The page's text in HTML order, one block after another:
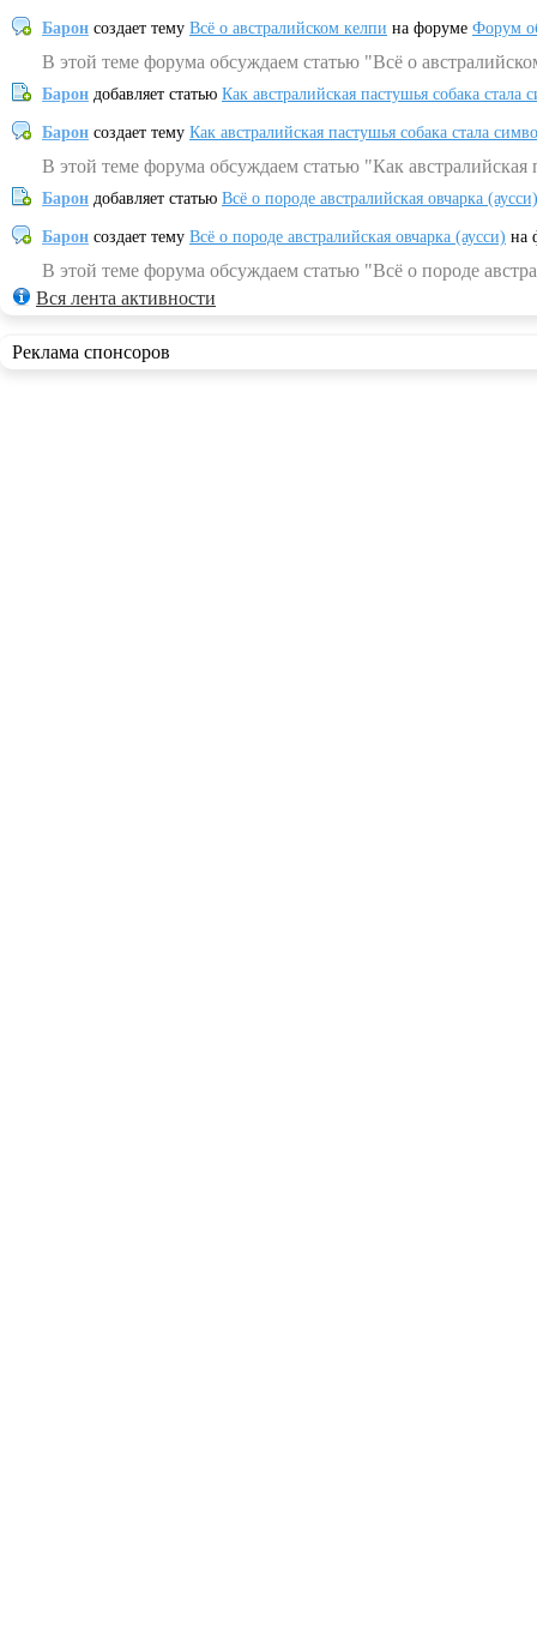
Барон создает тему Всё о австралийском келпи на форуме Форум
В этой теме форума обсуждаем статью "Всё о
Барон добавляет статью Как австралийская пастушья собака
Барон создает тему Как австралийская пастушья собака стала
В этой теме форума обсуждаем статью "Как
Барон добавляет статью Всё о породе австралийская овчарка (аусси)
Барон создает тему Всё о породе австралийская овчарка (аусси) на
В этой теме форума обсуждаем статью "Всё о породе
Вся лента активности
Реклама спонсоров